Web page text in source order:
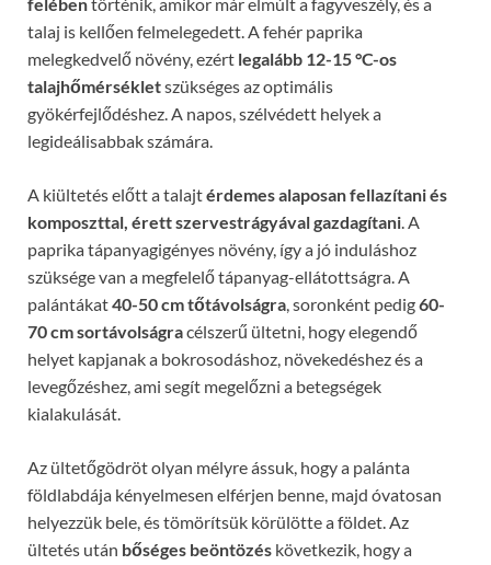
talaj is kellően felmelegedett. A fehér paprika
melegkedvelő növény, ezért legalább 12-15 °C-os
talajhőmérsékletszükséges az optimális
gyökérfejlődéshez. A napos, szélvédett helyek a
legideálisabbak számára.
A kiültetés előtt a talajtérdemes alaposan fellazítani és
komposzttal, érett szervestrágyával gazdagítani. A
paprika tápanyagigényes növény, így a jó induláshoz
szüksége van a megfelelő tápanyag-ellátottságra. A
palántákat40-50 cm tőtávolságra, soronként pedig60-
70 cm sortávolságracélszerű ültetni, hogy elegendő
helyet kapjanak a bokrosodáshoz, növekedéshez és a
levegőzéshez, ami segít megelőzni a betegségek
kialakulását.
Az ültetőgödröt olyan mélyre ássuk, hogy a palánta
földlabdája kényelmesen elférjen benne, majd óvatosan
helyezzük bele, és tömörítsük körülötte a földet. Az
ültetés után bőséges beöntözés következik, hogy a